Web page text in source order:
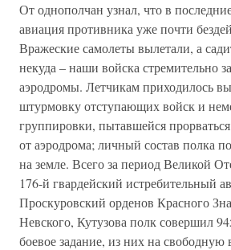
От однополчан узнал, что в
авиация противника уже почти
Вражеские самолеты вылетали, а
некуда – наши войска стремительно
аэродромы. Летчикам приходилось
штурмовку отступающих войск и
группировки, пытавшейся
от аэродрома; личный состав полка
на земле. Всего за период Великой
176-й гвардейский истребительный
Проскуровский орденов Красного
Невского, Кутузова полк совершил
боевое задание, из них на